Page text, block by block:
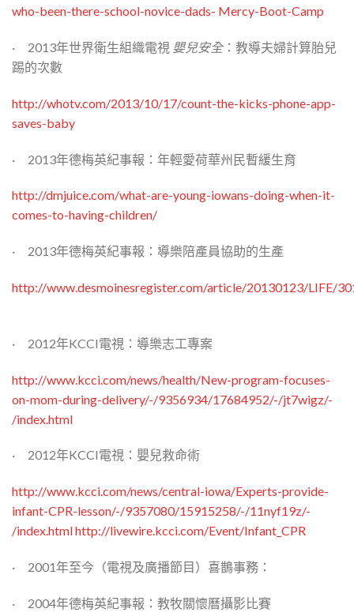
who-been-there-school-novice-dads- Mercy-Boot-Camp
· 2013年世界衛生組織電視 嬰兒安全：教導夫婦計算胎兒
踢的次數
http://whotv.com/2013/10/17/count-the-kicks-phone-app-
saves-baby
· 2013年德梅英紀事報：年輕愛荷華州民暫緩生育
http://dmjuice.com/what-are-young-iowans-doing-when-it-
comes-to-having-children/
· 2013年德梅英紀事報：導樂陪產員協助的生產
http://www.desmoinesregister.com/article/20130123/LIFE/
· 2012年KCCI電視：導樂志工專案
http://www.kcci.com/news/health/New-program-focuses-
on-mom-during-delivery/-/9356934/17684952/-/jt7wigz/-
/index.html
· 2012年KCCI電視：嬰兒救命術
http://www.kcci.com/news/central-iowa/Experts-provide-
infant-CPR-lesson/-/9357080/15915258/-/11nyf19z/-
/index.html http://livewire.kcci.com/Event/Infant_CPR
· 2001年至今（電視及廣播節目）喜鵲事務：
· 2004年德梅英紀事報：教牧關懷曆攝影比賽